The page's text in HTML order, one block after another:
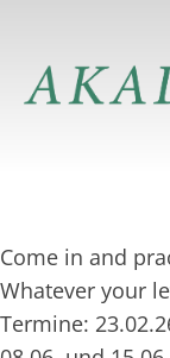
Come in and
Whatever your
Termine: